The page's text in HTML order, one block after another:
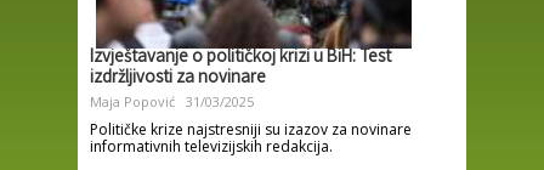
Izvještavanje o političkoj krizi u BiH: Test
izdržljivosti za novinare
Maja Popović 31/03/2025
Političke krize najstresniji su izazov za novinare
informativnih televizijskih redakcija.